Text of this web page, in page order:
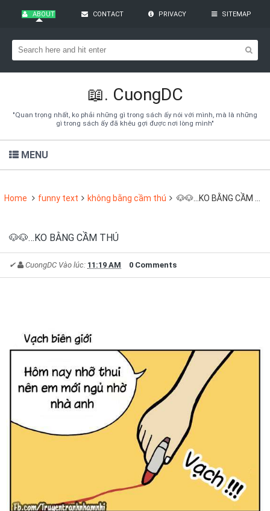
ABOUT CONTACT PRIVACY SITEMAP
📖. CuongDC
"Quan trọng nhất, ko phải những gì trong sách ấy nói với mình, mà là những
gì trong sách ấy đã khêu gợi được nơi lòng mình"
MENU
Home funny text không bằng cầm thú 🐶🐶…KO BẰNG CẦM THÚ
🐶🐶…KO BẰNG CẦM THÚ
✔ CuongDC Vào lúc: 11:19 AM 0 Comments
Bạn đang cần tìm kiếm gì?
Theo dõi blog qua Email
Hãy đăng kí theo dõi blog để cập nhật những thủ thuật blogger,